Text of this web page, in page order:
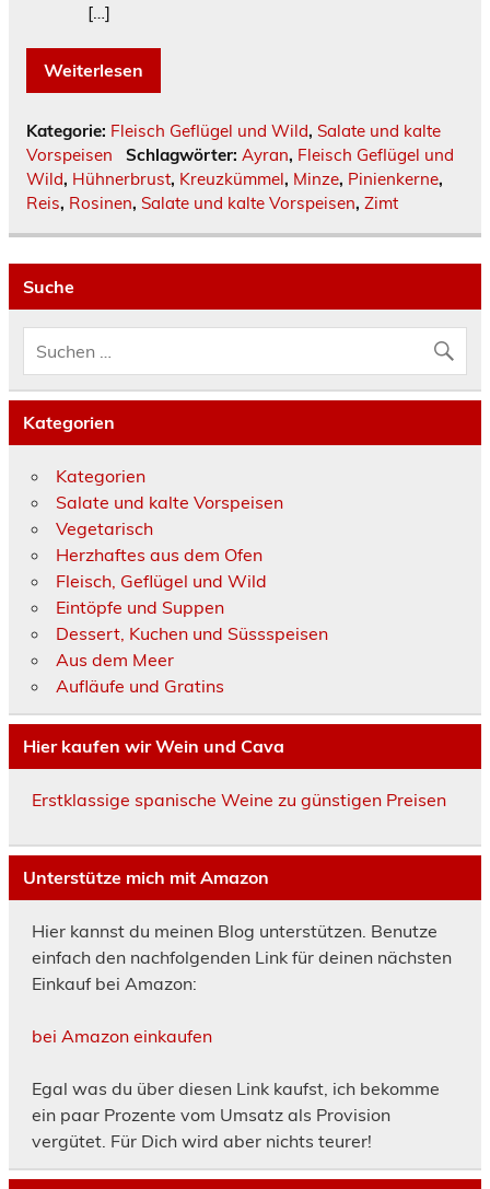
[…]
Weiterlesen
Kategorie: Fleisch Geflügel und Wild, Salate und kalte
Vorspeisen
Schlagwörter: Ayran, Fleisch Geflügel und
Wild, Hühnerbrust, Kreuzkümmel, Minze, Pinienkerne,
Reis, Rosinen, Salate und kalte Vorspeisen, Zimt
Suche
Kategorien
Kategorien
Salate und kalte Vorspeisen
Vegetarisch
Herzhaftes aus dem Ofen
Fleisch, Geflügel und Wild
Eintöpfe und Suppen
Dessert, Kuchen und Süssspeisen
Aus dem Meer
Aufläufe und Gratins
Hier kaufen wir Wein und Cava
Erstklassige spanische Weine zu günstigen Preisen
Unterstütze mich mit Amazon
Hier kannst du meinen Blog unterstützen. Benutze
einfach den nachfolgenden Link für deinen nächsten
Einkauf bei Amazon:
bei Amazon einkaufen
Egal was du über diesen Link kaufst, ich bekomme
ein paar Prozente vom Umsatz als Provision
vergütet. Für Dich wird aber nichts teurer!